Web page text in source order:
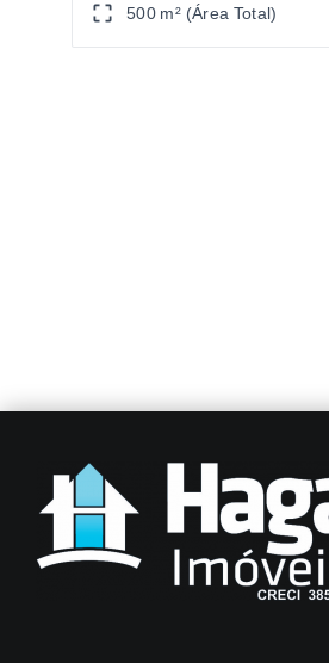
500 m² (Área Total)